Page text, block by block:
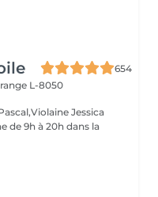
654
L-8050
Jessica
de 9h à 20h dans la